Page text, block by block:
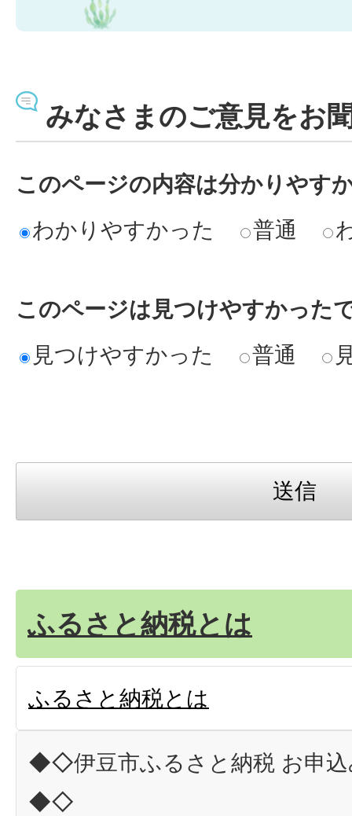
みなさまのご意見をお
このページの内容は分かりやす
わかりやすかった
普通
このページは見つけやすかった
見つけやすかった
普通
ふるさと納税とは
ふるさと納税とは
◆◇伊豆市ふるさと納税 お申込
◆◇